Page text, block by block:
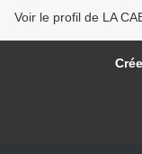
Voir le profil de LA